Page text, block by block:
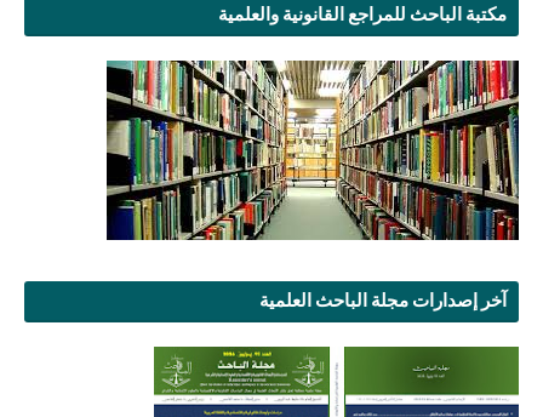
مكتبة الباحث للمراجع القانونية والعلمية
آخر إصدارات مجلة الباحث العلمية